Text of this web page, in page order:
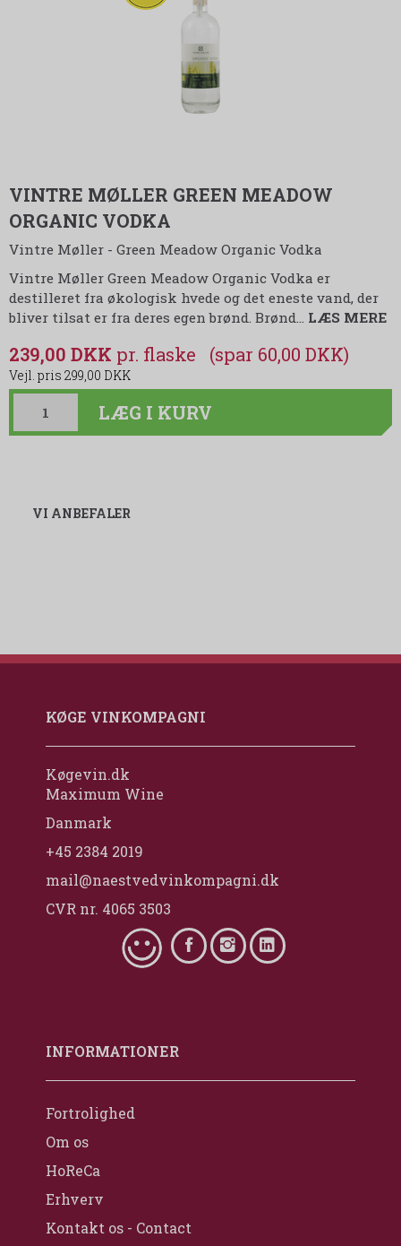
VINTRE MØLLER GREEN MEADOW
ORGANIC VODKA
Vintre Møller - Green Meadow Organic Vodka
Vintre Møller Green Meadow Organic Vodka er
destilleret fra økologisk hvede og det eneste vand, der
bliver tilsat er fra deres egen brønd. Brønd
LÆS MERE
239,00 DKK
299,00 DKK
(spar 60,00 DKK)
LÆG I KURV
VI ANBEFALER
KØGE VINKOMPAGNI
Køgevin.dk
Maximum Wine
Danmark
+45 2384 2019
mail@naestvedvinkompagni.dk
CVR nr. 4065 3503
INFORMATIONER
Fortrolighed
Om os
HoReCa
Erhverv
Kontakt os - Contact